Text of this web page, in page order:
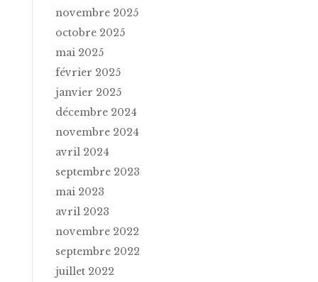
novembre 2025
octobre 2025
mai 2025
février 2025
janvier 2025
décembre 2024
novembre 2024
avril 2024
septembre 2023
mai 2023
avril 2023
novembre 2022
septembre 2022
juillet 2022